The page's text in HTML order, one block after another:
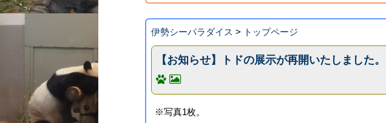
伊勢シーパラダイス > トップページ
【お知らせ】トドの展示が再開いたしました。
※写真1枚。